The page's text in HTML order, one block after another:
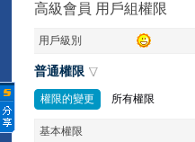
高級會員 用戶組權限
用戶級別
普通權限
權限的變更 所有權限
基本權限